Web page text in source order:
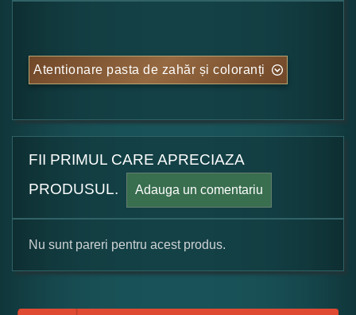
Atentionare pasta de zahăr și coloranți
FII PRIMUL CARE APRECIAZA
PRODUSUL.
Adauga un comentariu
Formular pareri client
Nu sunt pareri pentru acest produs.